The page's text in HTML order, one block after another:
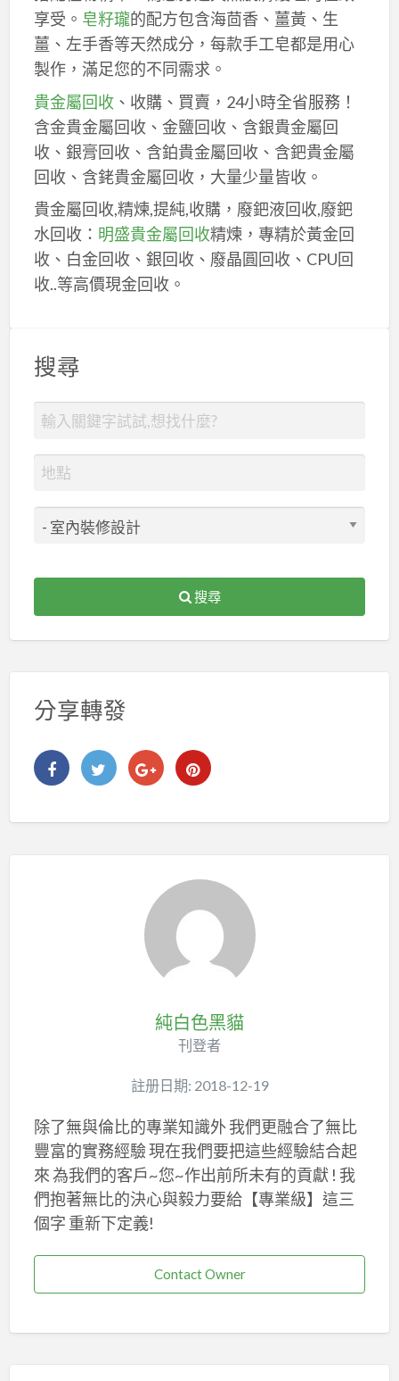
享受。 皂籽瓏的配方包含海茴香、薑黃、生
薑、左手香等天然成分，每款手工皂都是用心
製作，滿足您的不同需求。
貴金屬回收、收購、買賣，24小時全省服務！
含金貴金屬回收、金鹽回收、含銀貴金屬回
收、銀膏回收、含鉑貴金屬回收、含鈀貴金屬
回收、含銠貴金屬回收，大量少量皆收。
貴金屬回收,精煉,提純,收購，廢鈀液回收,廢鈀
水回收： 明盛貴金屬回收精煉，專精於黃金回
收、白金回收、銀回收、廢晶圓回收、CPU回
收..等高價現金回收。
搜尋
搜尋
分享轉發
純白色黑貓
刊登者
註册日期: 2018-12-19
除了無與倫比的專業知識外 我們更融合了無比
豐富的實務經驗 現在我們要把這些經驗結合起
來 為我們的客戶~您~作出前所未有的貢獻 ! 我
們抱著無比的決心與毅力要給【專業級】這三
個字 重新下定義!
Contact Owner